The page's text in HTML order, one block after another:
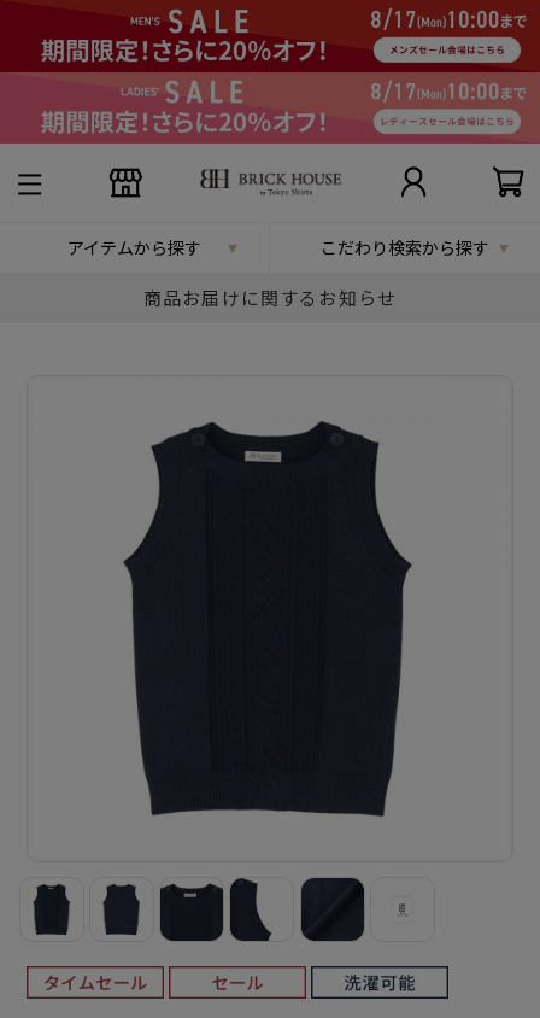
アイテムから探す こだわり検索から探す
商品お届けに関するお知らせ